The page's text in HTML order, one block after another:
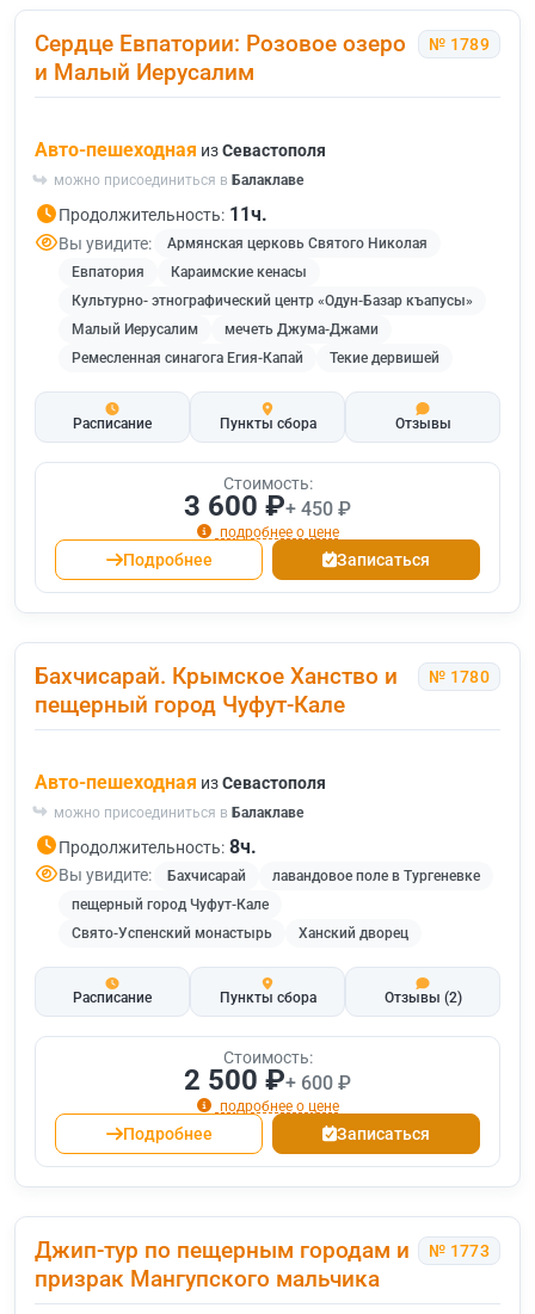
Сердце Евпатории: Розовое озеро
и Малый Иерусалим
№ 1789
Авто-пешеходная изСевастополя
можно присоединиться в Балаклаве
Продолжительность: 11ч.
Вы увидите:
Армянская церковь Святого Николая
Евпатория
Караимские кенасы
Культурно- этнографический центр «Одун-Базар къапусы»
Малый Иерусалим
мечеть Джума-Джами
Ремесленная синагога Егия-Капай
Текие дервишей
Расписание Пункты сбора Отзывы
Стоимость:
3 600 ₽+ 450 ₽
подробнее о цене
Подробнее Записаться
Бахчисарай. Крымское Ханство и
пещерный город Чуфут-Кале
№ 1780
Авто-пешеходная изСевастополя
можно присоединиться в Балаклаве
Продолжительность: 8ч.
Вы увидите: Бахчисарай
лавандовое поле в Тургеневке
пещерный город Чуфут-Кале
Свято-Успенский монастырь
Ханский дворец
Расписание Пункты сбора Отзывы (2)
Стоимость:
2 500 ₽+ 600 ₽
подробнее о цене
Подробнее Записаться
Джип-тур по пещерным городам и
призрак Мангупского мальчика
№ 1773